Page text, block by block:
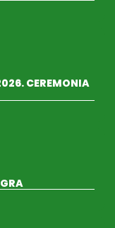
CEREMONIA